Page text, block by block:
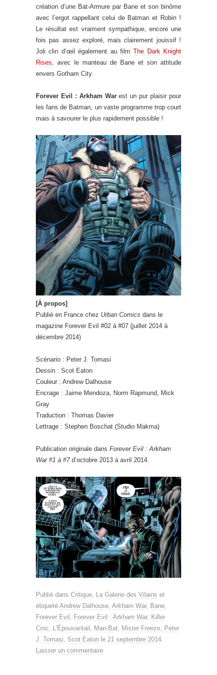
création d’une Bat-Armure par Bane et son binôme
avec l’ergot rappellant celui de Batman et Robin !
Le résultat est vraiment sympathique, encore une
fois pas assez exploré, mais clairement jouissif !
Joli clin d’œil également au filmThe Dark Knight
Rises , avec le manteau de Bane et son attitude
envers Gotham City.
Forever Evil : Arkham Warest un pur plaisir pour
les fans de Batman, un vaste programme trop court
mais à savourer le plus rapidement possible !
[À propos]
Publié en France chez Urban Comics dans le
magazine Forever Evil #02 à #07 (juillet 2014 à
décembre 2014)
Scénario : Peter J. Tomasi
Dessin : Scot Eaton
Couleur : Andrew Dalhouse
Encrage : Jaime Mendoza, Norm Rapmund, Mick
Gray
Traduction : Thomas Davier
Lettrage : Stephen Boschat (Studio Makma)
Publication originale dans Forever Evil : Arkham
War #1 à #7d’octobre 2013 à avril 2014.
Publié dans Critique La Galerie des Vilains et
étiqueté Andrew Dalhouse Arkham War, Bane
Forever Evil
Forever Evil : Arkham War, Killer
Croc
L'Épouvantail Man-Bat Mister Freeze
Peter
J. Tomasi
Scot Eaton le 21 septembre 2014
Laisser un commentaire